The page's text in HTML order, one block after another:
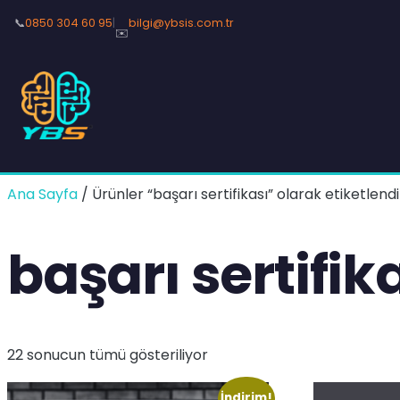
📞0850 304 60 95|
✉️
bilgi@ybsis.com.tr
Ana Sayfa / Ürünler “başarı sertifikası” olarak etiketlendi
başarı
22 sonucun tümü gösteriliyor